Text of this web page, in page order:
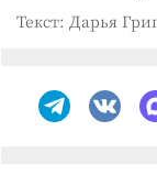
Текст: Дарья